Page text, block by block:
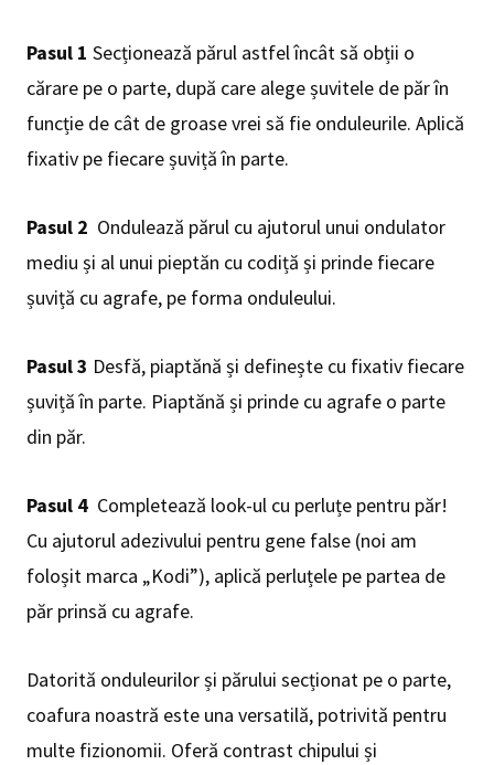
Pasul 1 Secționează părul astfel încât să obții o
cărare pe o parte, după care alege șuvitele de păr în
funcție de cât de groase vrei să fie onduleurile. Aplică
fixativ pe fiecare șuviță în parte.
Pasul 2 Ondulează părul cu ajutorul unui ondulator
mediu și al unui pieptăn cu codiță și prinde fiecare
șuviță cu agrafe, pe forma onduleului.
Pasul 3 Desfă, piaptănă și definește cu fixativ fiecare
șuviță în parte. Piaptănă și prinde cu agrafe o parte
din păr.
Pasul 4 Completează look-ul cu perluțe pentru păr!
Cu ajutorul adezivului pentru gene false (noi am
foloșit marca „Kodi”), aplică perluțele pe partea de
păr prinsă cu agrafe.
Datorită onduleurilor și părului secționat pe o parte,
coafura noastră este una versatilă, potrivită pentru
multe fizionomii. Oferă contrast chipului și